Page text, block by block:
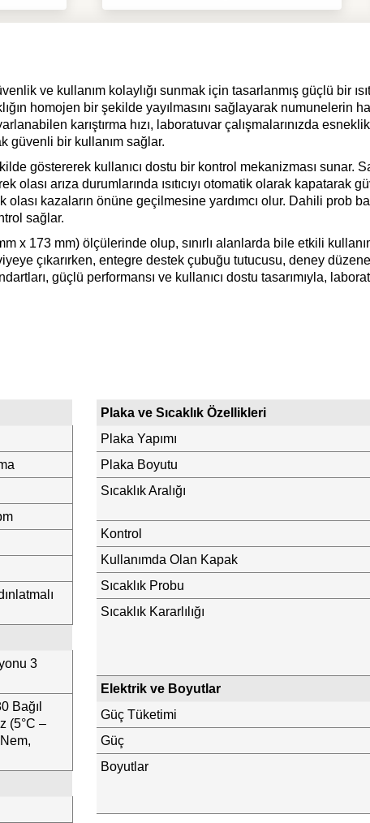
ve kullanım kolaylığı sunmak için tasarlanmış güçlü bir
homojen bir şekilde yayılmasını sağlayarak numunelerin
karıştırma hızı, laboratuvar çalışmalarınızda
güvenli bir kullanım sağlar.
göstererek kullanıcı dostu bir kontrol mekanizması
olası arıza durumlarında ısıtıcıyı otomatik olarak kapatarak
kazaların önüne geçilmesine yardımcı olur. Dahili prob
sağlar.
x 173 mm) ölçülerinde olup, sınırlı alanlarda bile etkili
çıkarırken, entegre destek çubuğu tutucusu, deney
güçlü performansı ve kullanıcı dostu tasarımıyla,
3
Bağıl
(5°C –
Plaka ve Sıcaklık Özellikleri
Plaka Yapımı
Plaka Boyutu
Sıcaklık Aralığı
Kontrol
Kullanımda Olan Kapak
Sıcaklık Probu
Sıcaklık Kararlılığı
Elektrik ve Boyutlar
Güç Tüketimi
Güç
Boyutlar